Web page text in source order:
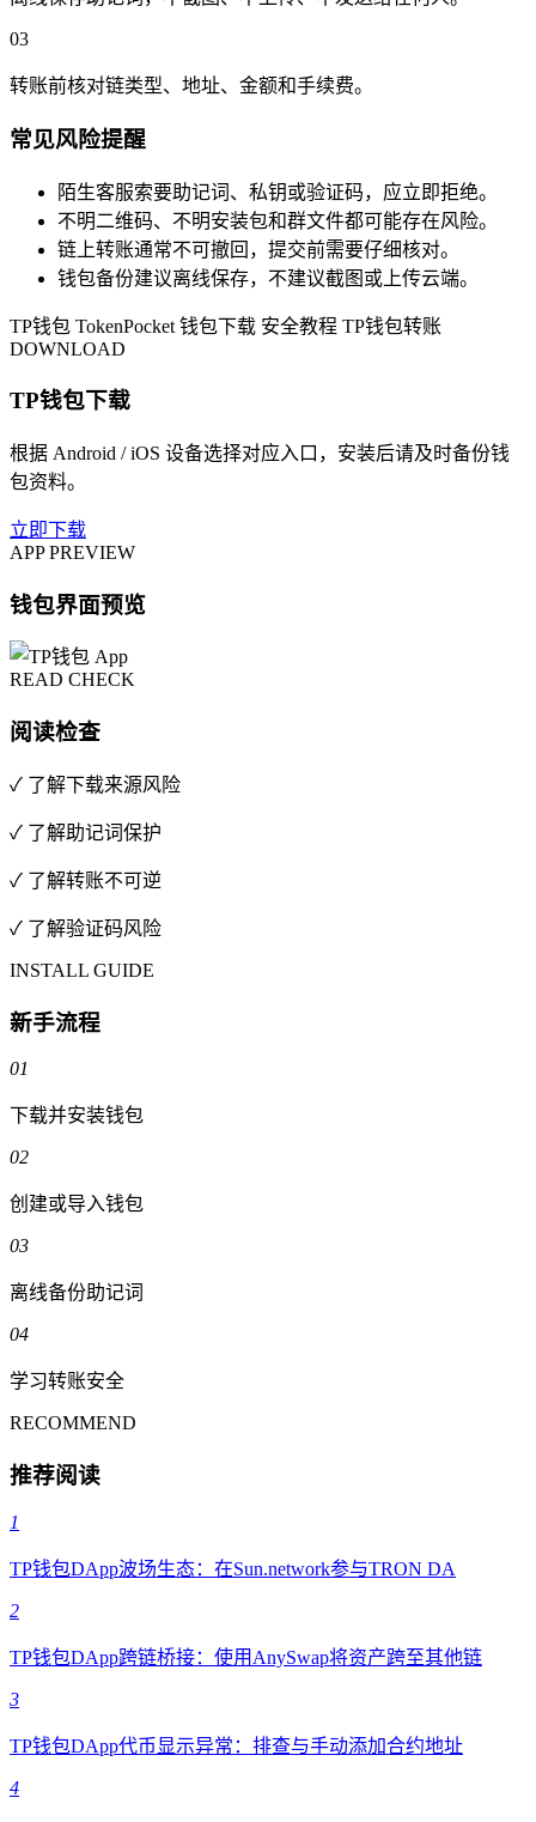
03
转账前核对链类型、地址、金额和手续费。
常见风险提醒
陌生客服索要助记词、私钥或验证码，应立即拒绝。
不明二维码、不明安装包和群文件都可能存在风险。
链上转账通常不可撤回，提交前需要仔细核对。
钱包备份建议离线保存，不建议截图或上传云端。
TP钱包 TokenPocket 钱包下载 安全教程 TP钱包转账
DOWNLOAD
TP钱包下载
根据 Android / iOS 设备选择对应入口，安装后请及时备份钱
包资料。
立即下载
APP PREVIEW
钱包界面预览
READ CHECK
阅读检查
✓ 了解下载来源风险
✓ 了解助记词保护
✓ 了解转账不可逆
✓ 了解验证码风险
INSTALL GUIDE
新手流程
01
下载并安装钱包
02
创建或导入钱包
03
离线备份助记词
04
学习转账安全
RECOMMEND
推荐阅读
1
TP钱包DApp波场生态：在Sun.network参与TRON DA
2
TP钱包DApp跨链桥接：使用AnySwap将资产跨至其他链
3
TP钱包DApp代币显示异常：排查与手动添加合约地址
4